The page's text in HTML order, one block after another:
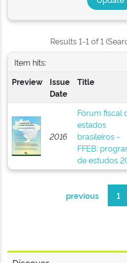
Results 1-1 of 1
Item hits:
Preview
Issue
Date
Title
2016
Fórum fiscal
estados
brasileiros -
FFEB:
de estudos
previous 1